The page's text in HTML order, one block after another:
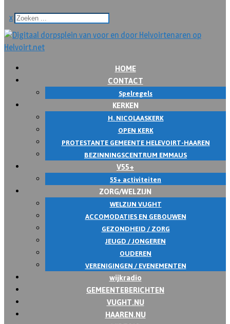
x
HOME
CONTACT
Spelregels
KERKEN
H. NICOLAASKERK
OPEN KERK
PROTESTANTE GEMEENTE HELEVOIRT-HAAREN
BEZINNINGSCENTRUM EMMAUS
V55+
55+ activiteiten
ZORG/WELZIJN
WELZIJN VUGHT
ACCOMODATIES EN GEBOUWEN
GEZONDHEID / ZORG
JEUGD / JONGEREN
OUDEREN
VERENIGINGEN / EVENEMENTEN
wijkradio
GEMEENTEBERICHTEN
VUGHT.NU
HAAREN.NU